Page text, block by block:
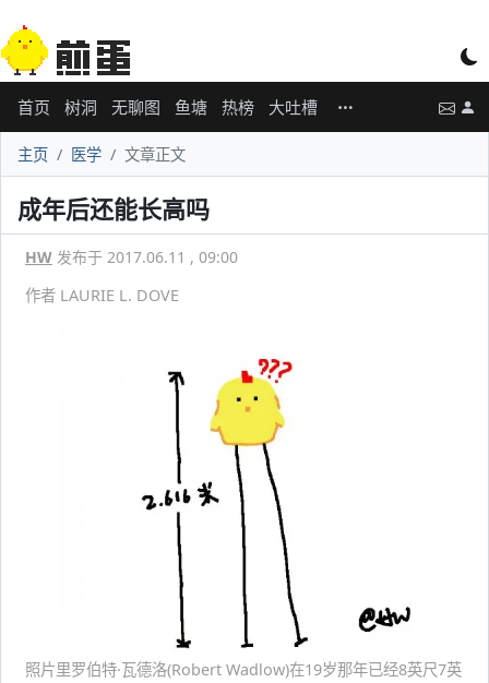
首页 树洞 无聊图 鱼塘 热榜 大吐槽
主页 医学 文章正文
成年后还能长高吗
HW 发布于 2017.06.11 , 09:00
作者 LAURIE L. DOVE
照片里罗伯特·瓦德洛(Robert Wadlow)在19岁那年已经8英尺7英